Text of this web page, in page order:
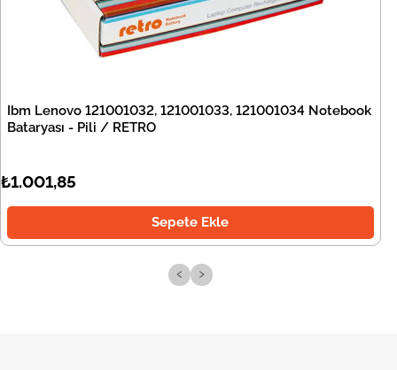
Ibm Lenovo 121001032, 121001033, 121001034 Notebook
Bataryası - Pili / RETRO
₺1.001,85
Sepete Ekle
‹ ›